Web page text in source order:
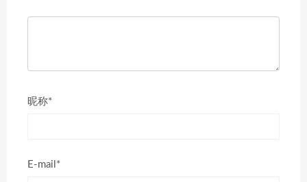
昵称*
E-mail*